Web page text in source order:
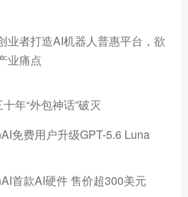
业者打造AI机器人普惠平台，欲
业痛点
年“外包神话”破灭
免费用户升级GPT-5.6 Luna
首款AI硬件 售价超300美元